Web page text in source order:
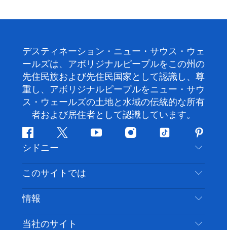
デスティネーション・ニュー・サウス・ウェ
ールズは、アボリジナルピープルをこの州の
先住民族および先住民国家として認識し、尊
重し、アボリジナルピープルをニュー・サウ
ス・ウェールズの土地と水域の伝統的な所有
者および居住者として認識しています。
フ
ェ
イ
ス
ブ
ッ
ク
ツ
ッ
タ
ー
ユ
チ
ー
イ
ス
グ
ム
テ
ッ
ト
ク
ピ
ン
タ
レ
ス
ト
シドニー
お問い合わせ
免責事項
クッキーに関する通知
このサイトでは
目的地
やるべきこと
情報
旅行情報
当社のサイト